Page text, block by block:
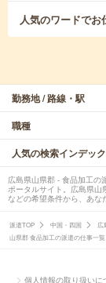
人気のワードでお
勤務地 / 路線・駅
職種
人気の検索インデッ
広島県山県郡 - 食品加工の
ポータルサイト。広島県
などの希望条件から、あな
派遣TOP 中国・四国 広
山県郡 食品加工の派遣の仕事一覧
個人情報の取り扱いに